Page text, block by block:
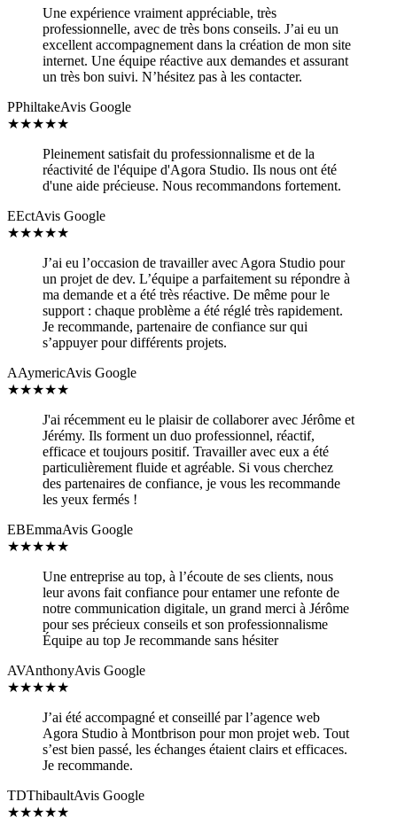
Une expérience vraiment appréciable, très
professionnelle, avec de très bons conseils. J’ai eu un
excellent accompagnement dans la création de mon site
internet. Une équipe réactive aux demandes et assurant
un très bon suivi. N’hésitez pas à les contacter.
PPhiltakeAvis Google
★★★★★
Pleinement satisfait du professionnalisme et de la
réactivité de l'équipe d'Agora Studio. Ils nous ont été
d'une aide précieuse. Nous recommandons fortement.
EEctAvis Google
★★★★★
J’ai eu l’occasion de travailler avec Agora Studio pour
un projet de dev. L’équipe a parfaitement su répondre à
ma demande et a été très réactive. De même pour le
support : chaque problème a été réglé très rapidement.
Je recommande, partenaire de confiance sur qui
s’appuyer pour différents projets.
AAymericAvis Google
★★★★★
J'ai récemment eu le plaisir de collaborer avec Jérôme et
Jérémy. Ils forment un duo professionnel, réactif,
efficace et toujours positif. Travailler avec eux a été
particulièrement fluide et agréable. Si vous cherchez
des partenaires de confiance, je vous les recommande
les yeux fermés !
EBEmmaAvis Google
★★★★★
Une entreprise au top, à l’écoute de ses clients, nous
leur avons fait confiance pour entamer une refonte de
notre communication digitale, un grand merci à Jérôme
pour ses précieux conseils et son professionnalisme
Équipe au top Je recommande sans hésiter
AVAnthonyAvis Google
★★★★★
J’ai été accompagné et conseillé par l’agence web
Agora Studio à Montbrison pour mon projet web. Tout
s’est bien passé, les échanges étaient clairs et efficaces.
Je recommande.
TDThibaultAvis Google
★★★★★